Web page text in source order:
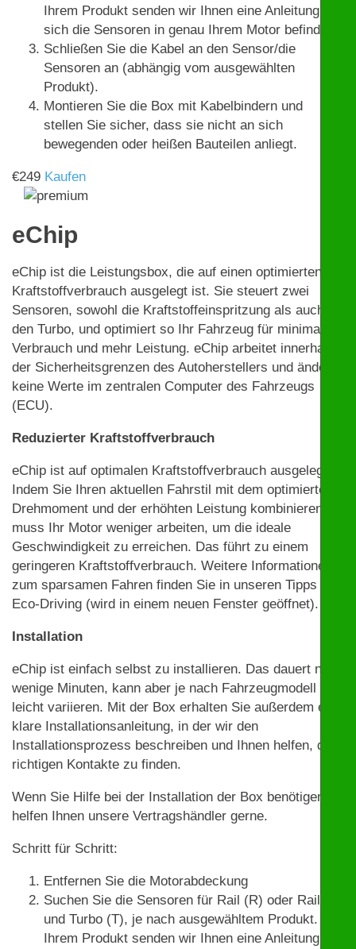
Ihrem Produkt senden wir Ihnen eine Anleitung, wo
sich die Sensoren in genau Ihrem Motor befinden.
Schließen Sie die Kabel an den Sensor/die
Sensoren an (abhängig vom ausgewählten
Produkt).
Montieren Sie die Box mit Kabelbindern und
stellen Sie sicher, dass sie nicht an sich
bewegenden oder heißen Bauteilen anliegt.
€249 Kaufen
eChip
eChip ist die Leistungsbox, die auf einen optimierten
Kraftstoffverbrauch ausgelegt ist. Sie steuert zwei
Sensoren, sowohl die Kraftstoffeinspritzung als auch
den Turbo, und optimiert so Ihr Fahrzeug für minimalen
Verbrauch und mehr Leistung. eChip arbeitet innerhalb
der Sicherheitsgrenzen des Autoherstellers und ändert
keine Werte im zentralen Computer des Fahrzeugs
(ECU).
Reduzierter Kraftstoffverbrauch
eChip ist auf optimalen Kraftstoffverbrauch ausgelegt.
Indem Sie Ihren aktuellen Fahrstil mit dem optimierten
Drehmoment und der erhöhten Leistung kombinieren,
muss Ihr Motor weniger arbeiten, um die ideale
Geschwindigkeit zu erreichen. Das führt zu einem
geringeren Kraftstoffverbrauch. Weitere Informationen
zum sparsamen Fahren finden Sie in unseren Tipps zu
Eco-Driving (wird in einem neuen Fenster geöffnet).
Installation
eChip ist einfach selbst zu installieren. Das dauert nur
wenige Minuten, kann aber je nach Fahrzeugmodell
leicht variieren. Mit der Box erhalten Sie außerdem eine
klare Installationsanleitung, in der wir den
Installationsprozess beschreiben und Ihnen helfen, die
richtigen Kontakte zu finden.
Wenn Sie Hilfe bei der Installation der Box benötigen,
helfen Ihnen unsere Vertragshändler gerne.
Schritt für Schritt:
Entfernen Sie die Motorabdeckung
Suchen Sie die Sensoren für Rail (R) oder Rail (R)
und Turbo (T), je nach ausgewähltem Produkt. Mit
Ihrem Produkt senden wir Ihnen eine Anleitung, wo